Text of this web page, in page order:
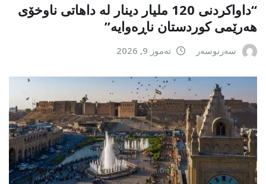
“داواکردنی 120 ملیار دینار لە داهاتی ناوخۆی
هەرێمی کوردستان ناڕەوایە”
سەرنوسەر تەموز 9, 2026